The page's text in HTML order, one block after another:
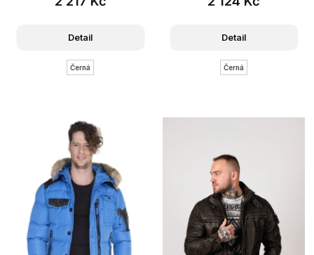
Detail
Černá
Detail
Černá